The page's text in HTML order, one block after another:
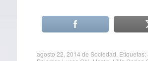
agosto 22, 2014 de Sociedad . Etiquetas: